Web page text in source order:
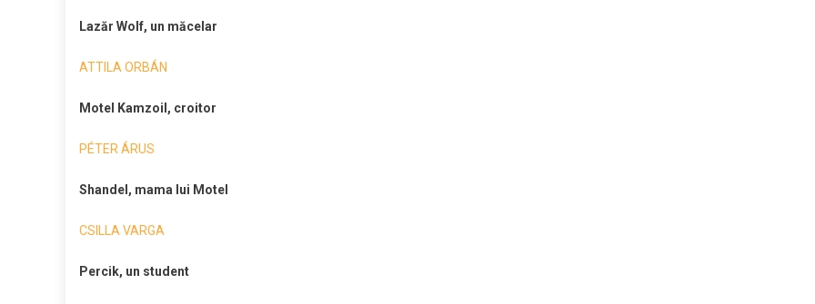
Lazăr Wolf, un măcelar
ATTILA ORBÁN
Motel Kamzoil, croitor
PÉTER ÁRUS
Shandel, mama lui Motel
CSILLA VARGA
Percik, un student